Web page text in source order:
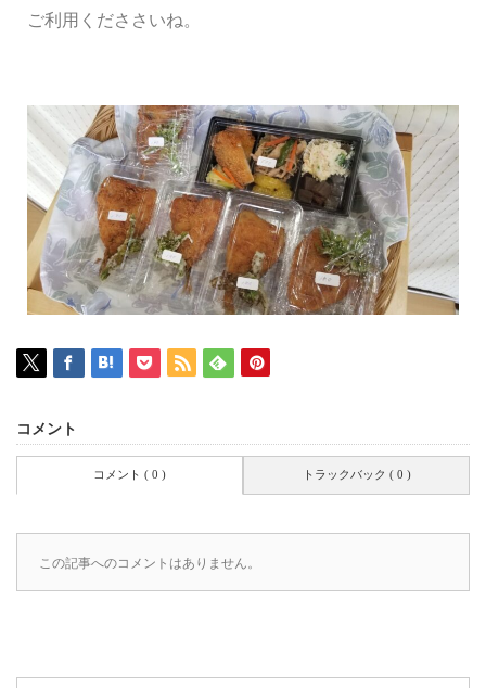
ご利用くだささいね。
コメント
コメント ( 0 ) トラックバック ( 0 )
この記事へのコメントはありません。